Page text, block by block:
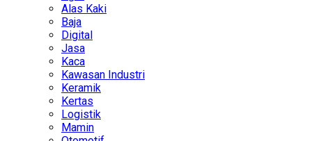
Alas Kaki
Baja
Digital
Jasa
Kaca
Kawasan Industri
Keramik
Kertas
Logistik
Mamin